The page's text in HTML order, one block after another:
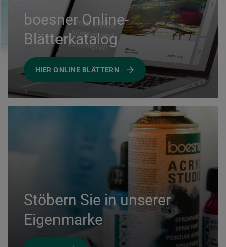
boesner Online-
Blätterkatalog
HIER ONLINE BLÄTTERN
Stöbern Sie in unserer
Eigenmarke